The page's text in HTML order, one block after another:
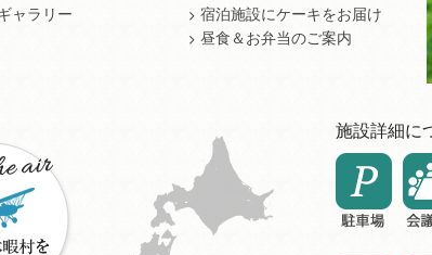
ャラリー
宿泊施設にケーキをお届け
昼食＆お弁当のご案内
施設詳細に